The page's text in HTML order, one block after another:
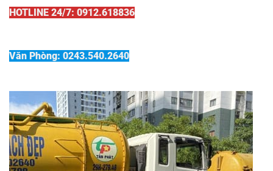
HOTLINE 24/7: 0912.618836
Văn Phòng: 0243.540.2640